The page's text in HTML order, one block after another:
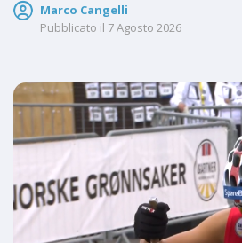
Marco Cangelli
Pubblicato il 7 Agosto 2026